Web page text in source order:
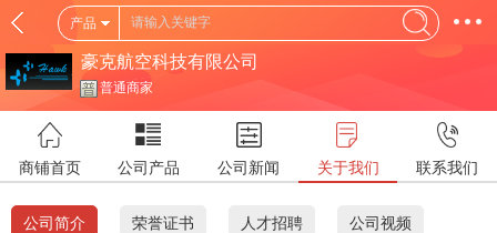
产品
豪克航空科技有限公司
普通商家
商铺首页 公司产品 公司新闻 关于我们 联系我们
公司简介 荣誉证书 人才招聘 公司视频